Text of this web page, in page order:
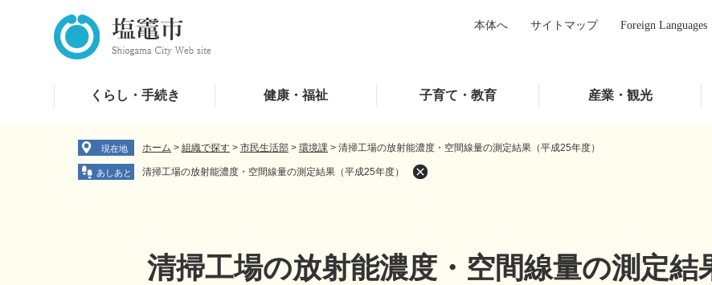
本体へ サイトマップ Foreign Languages
くらし・手続き 健康・福祉 子育て・教育 産業・観光
現在地 ホーム > 組織で探す > 市民生活部 > 環境課 > 清掃工場の放射能濃度・空間線量の測定結果（平成25年度）
清掃工場の放射能濃度・空間線量の測定結果（平成25年度）
清掃工場の放射能濃度・空間線量の測定結